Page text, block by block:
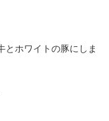
とホワイトの豚にしま